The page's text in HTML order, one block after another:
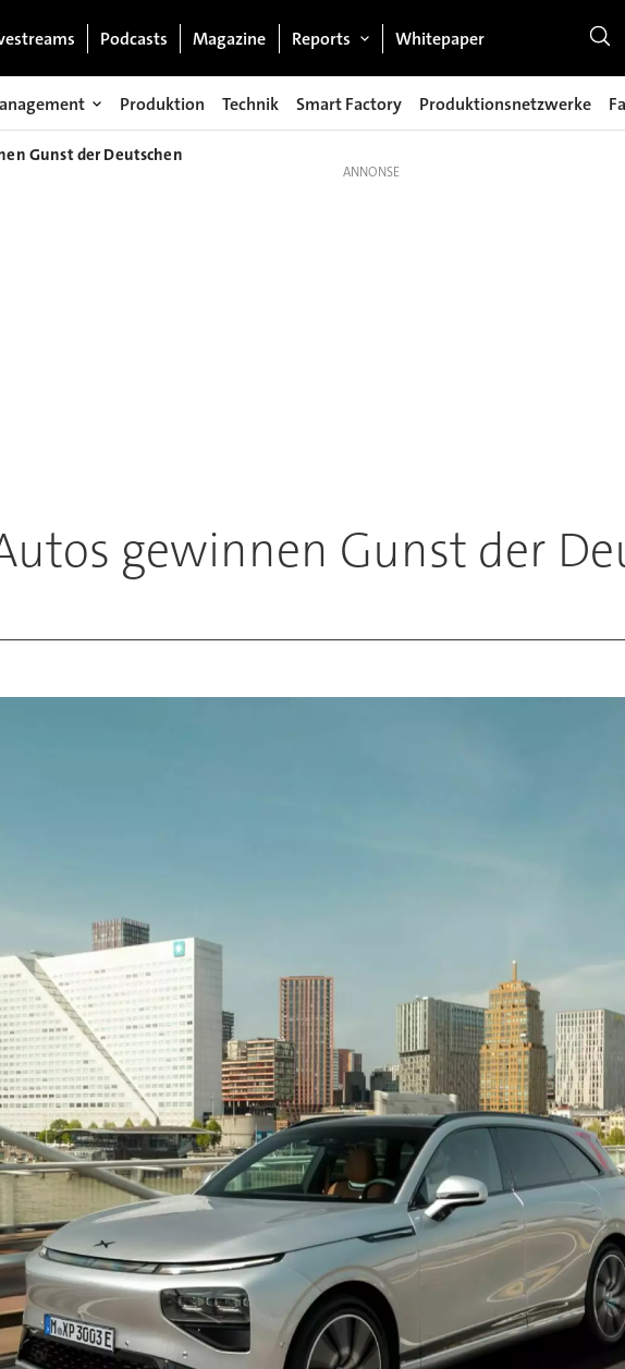
Podcasts Magazine Reports Whitepaper
Produktion Technik Smart Factory Produktionsnetzwerke
Gunst der Deutschen
gewinnen Gunst der